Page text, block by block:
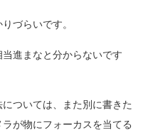
づらいです。
進まなと分からないです
ついては、また別に書きた
が物にフォーカスを当てる